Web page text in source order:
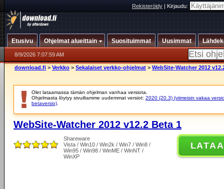
Rekisteröidy|Kirjaudu:
Etusivu Ohjelmat alueittain Suosituimmat Uusimmat
8/9/2026 7:07:59 AM
download.fi > Verkko > Sekalaiset verkko-ohjelmat > WebSite-Watcher 2012
Olet lataamassa tämän ohjelman vanhaa versiota.
Ohjelmasta löytyy sivuiltamme uudemmat versiot: 2020 (20.3) (viimeisin vakaa
betaversio)
WebSite-Watcher 2012 v12.2 Beta 1
Shareware
Vista / Win10 / Win2k / Win7 / Win8 /
Win95 / Win98 / WinME / WinNT /
WinXP
LATAA